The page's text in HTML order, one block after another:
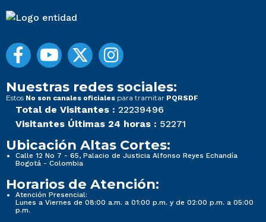
Nuestras redes sociales:
Estos No son canales oficiales para tramitar PQRSDF
Total de Visitantes : 22239496
Visitantes Últimas 24 horas : 52271
Ubicación Altas Cortes:
Calle 12 No 7 - 65, Palacio de Justicia Alfonso Reyes Echandía
Bogotá - Colombia
Horarios de Atención:
Atención Presencial:
Lunes a Viernes de 08:00 a.m. a 01:00 p.m. y de 02:00 p.m. a 05:00
p.m.